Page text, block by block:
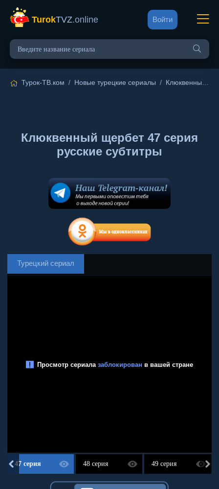
TurokTVZ.online Войти
Турок-ТВ.ком / Новые турецкие сериалы / Клюквенный щербет
Клюквенный щербет 47 серия
русские субтитры
Турецкий сериал
47 серия 48 серия 49 серия